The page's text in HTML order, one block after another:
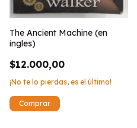
The Ancient Machine (en
ingles)
$12.000,00
¡No te lo pierdas, es el último!